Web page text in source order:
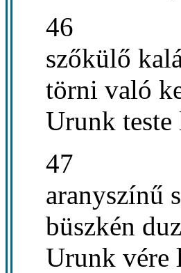
46
szőkülő
törni való
Urunk teste
47
aranyszínű
büszkén
Urunk vére